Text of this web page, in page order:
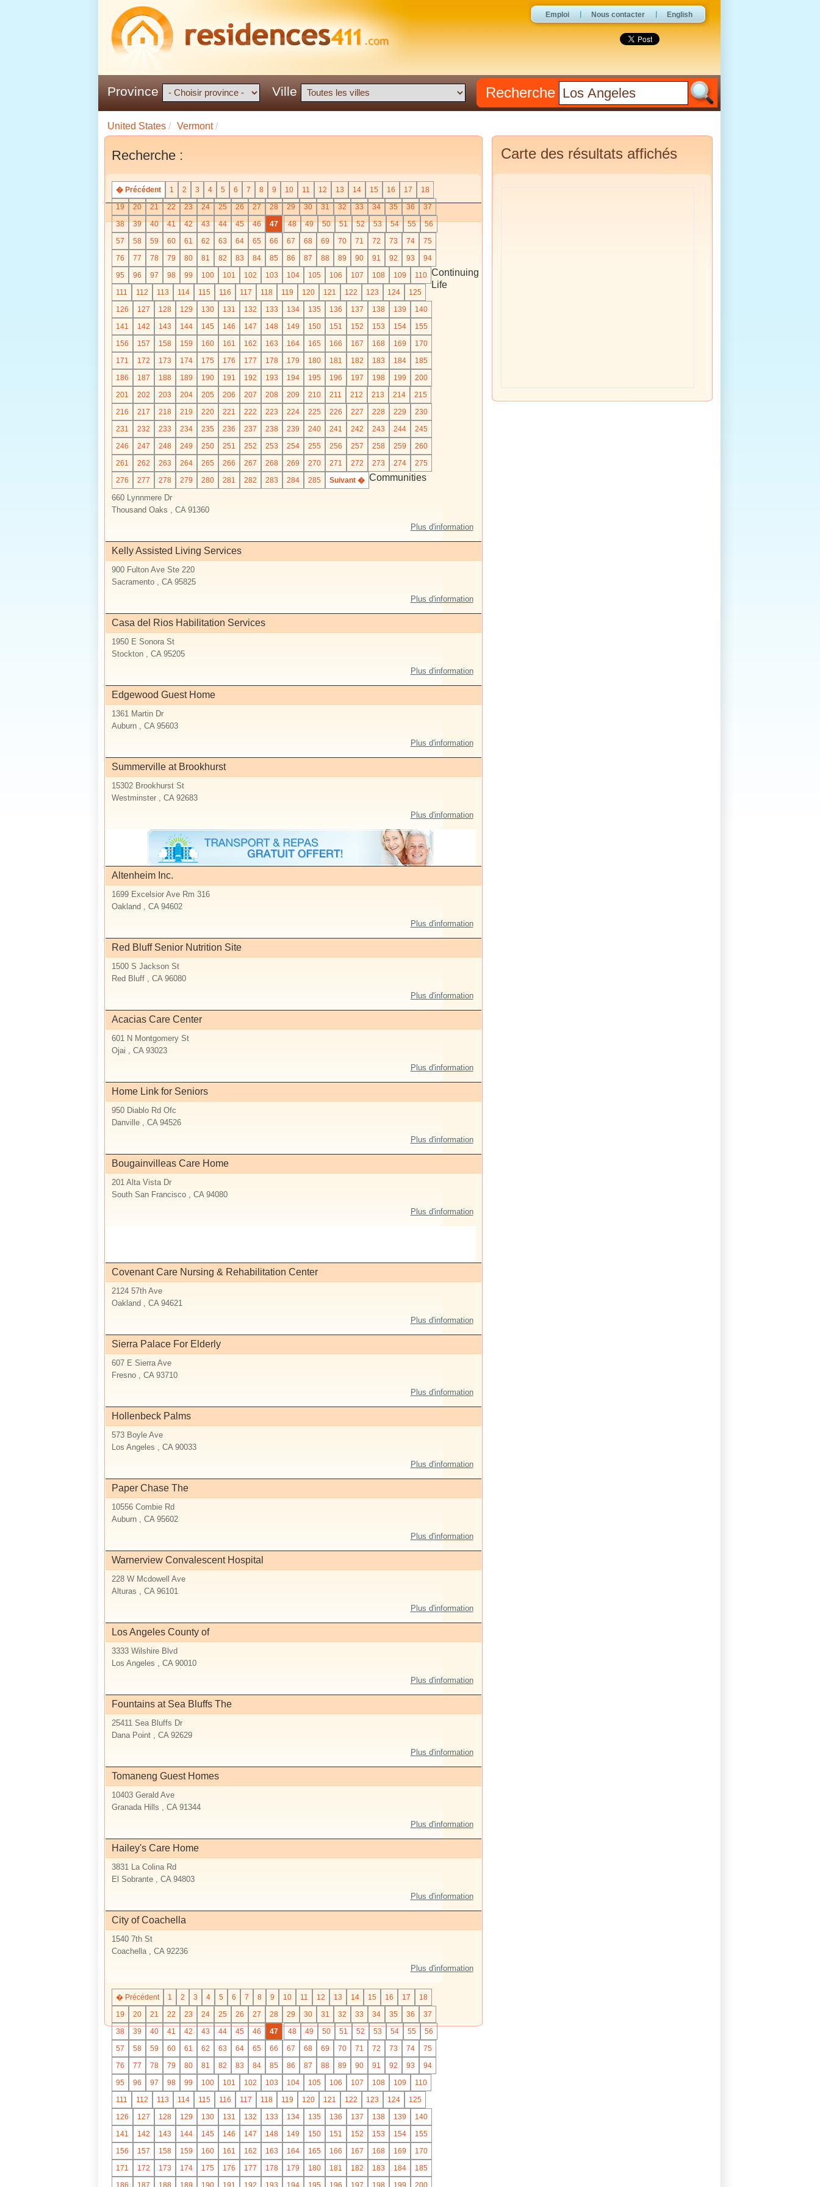
Province Ville
Emploi Nous contacter English
Recherche
United States / Vermont/
Recherche :
� Précédent 1 2 3 4 5 6 7 8 9 10 11 12 13 14 15 16 17
18
19
20 21 22 23 24 25 26 27 28 29 30 31 32 33 34 35 36
37
38
39 40 41 42 43 44 45 46 47 48 49 50 51 52 53 54 55
56
57
58 59 60 61 62 63 64 65 66 67 68 69 70 71 72 73 74
75
76
77 78 79 80 81 82 83 84 85 86 87 88 89 90 91 92 93
94
95
96 97 98 99 100 101 102 103 104 105 106 107 108 109
110
111
112 113 114 115 116 117 118 119 120 121 122 123 124
125
126
127 128 129 130 131 132 133 134 135 136 137 138 139
140
141
142 143 144 145 146 147 148 149 150 151 152 153 154
155
156
157 158 159 160 161 162 163 164 165 166 167 168 169
170
171
172 173 174 175 176 177 178 179 180 181 182 183 184
185
186
187 188 189 190 191 192 193 194 195 196 197 198 199
200
201
202 203 204 205 206 207 208 209 210 211 212 213 214
215
216
217 218 219 220 221 222 223 224 225 226 227 228 229
230
231
232 233 234 235 236 237 238 239 240 241 242 243 244
245
246
247 248 249 250 251 252 253 254 255 256 257 258 259
260
261
262 263 264 265 266 267 268 269 270 271 272 273 274
275
276
277 278 279 280 281 282 283 284 285 Suivant �
Continuing
Life
Communities
660 Lynnmere Dr
Thousand Oaks , CA 91360
Plus d'information
Kelly Assisted Living Services
900 Fulton Ave Ste 220
Sacramento , CA 95825
Plus d'information
Casa del Rios Habilitation Services
1950 E Sonora St
Stockton , CA 95205
Plus d'information
Edgewood Guest Home
1361 Martin Dr
Auburn , CA 95603
Plus d'information
Summerville at Brookhurst
15302 Brookhurst St
Westminster , CA 92683
Plus d'information
Altenheim Inc.
1699 Excelsior Ave Rm 316
Oakland , CA 94602
Plus d'information
Red Bluff Senior Nutrition Site
1500 S Jackson St
Red Bluff , CA 96080
Plus d'information
Acacias Care Center
601 N Montgomery St
Ojai , CA 93023
Plus d'information
Home Link for Seniors
950 Diablo Rd Ofc
Danville , CA 94526
Plus d'information
Bougainvilleas Care Home
201 Alta Vista Dr
South San Francisco , CA 94080
Plus d'information
Covenant Care Nursing & Rehabilitation Center
2124 57th Ave
Oakland , CA 94621
Plus d'information
Sierra Palace For Elderly
607 E Sierra Ave
Fresno , CA 93710
Plus d'information
Hollenbeck Palms
573 Boyle Ave
Los Angeles , CA 90033
Plus d'information
Paper Chase The
10556 Combie Rd
Auburn , CA 95602
Plus d'information
Warnerview Convalescent Hospital
228 W Mcdowell Ave
Alturas , CA 96101
Plus d'information
Los Angeles County of
3333 Wilshire Blvd
Los Angeles , CA 90010
Plus d'information
Fountains at Sea Bluffs The
25411 Sea Bluffs Dr
Dana Point , CA 92629
Plus d'information
Tomaneng Guest Homes
10403 Gerald Ave
Granada Hills , CA 91344
Plus d'information
Hailey's Care Home
3831 La Colina Rd
El Sobrante , CA 94803
Plus d'information
City of Coachella
1540 7th St
Coachella , CA 92236
Plus d'information
� Précédent 1 2 3 4 5 6 7 8 9 10 11 12 13 14 15 16 17
18
19
20 21 22 23 24 25 26 27 28 29 30 31 32 33 34 35 36
37
38
39 40 41 42 43 44 45 46 47 48 49 50 51 52 53 54 55
56
57
58 59 60 61 62 63 64 65 66 67 68 69 70 71 72 73 74
75
76
77 78 79 80 81 82 83 84 85 86 87 88 89 90 91 92 93
94
95
96 97 98 99 100 101 102 103 104 105 106 107 108 109
110
111
112 113 114 115 116 117 118 119 120 121 122 123 124
125
126
127 128 129 130 131 132 133 134 135 136 137 138 139
140
141
142 143 144 145 146 147 148 149 150 151 152 153 154
155
156
157 158 159 160 161 162 163 164 165 166 167 168 169
170
171
172 173 174 175 176 177 178 179 180 181 182 183 184
185
186
187 188 189 190 191 192 193 194 195 196 197 198 199 200
Carte des résultats affichés